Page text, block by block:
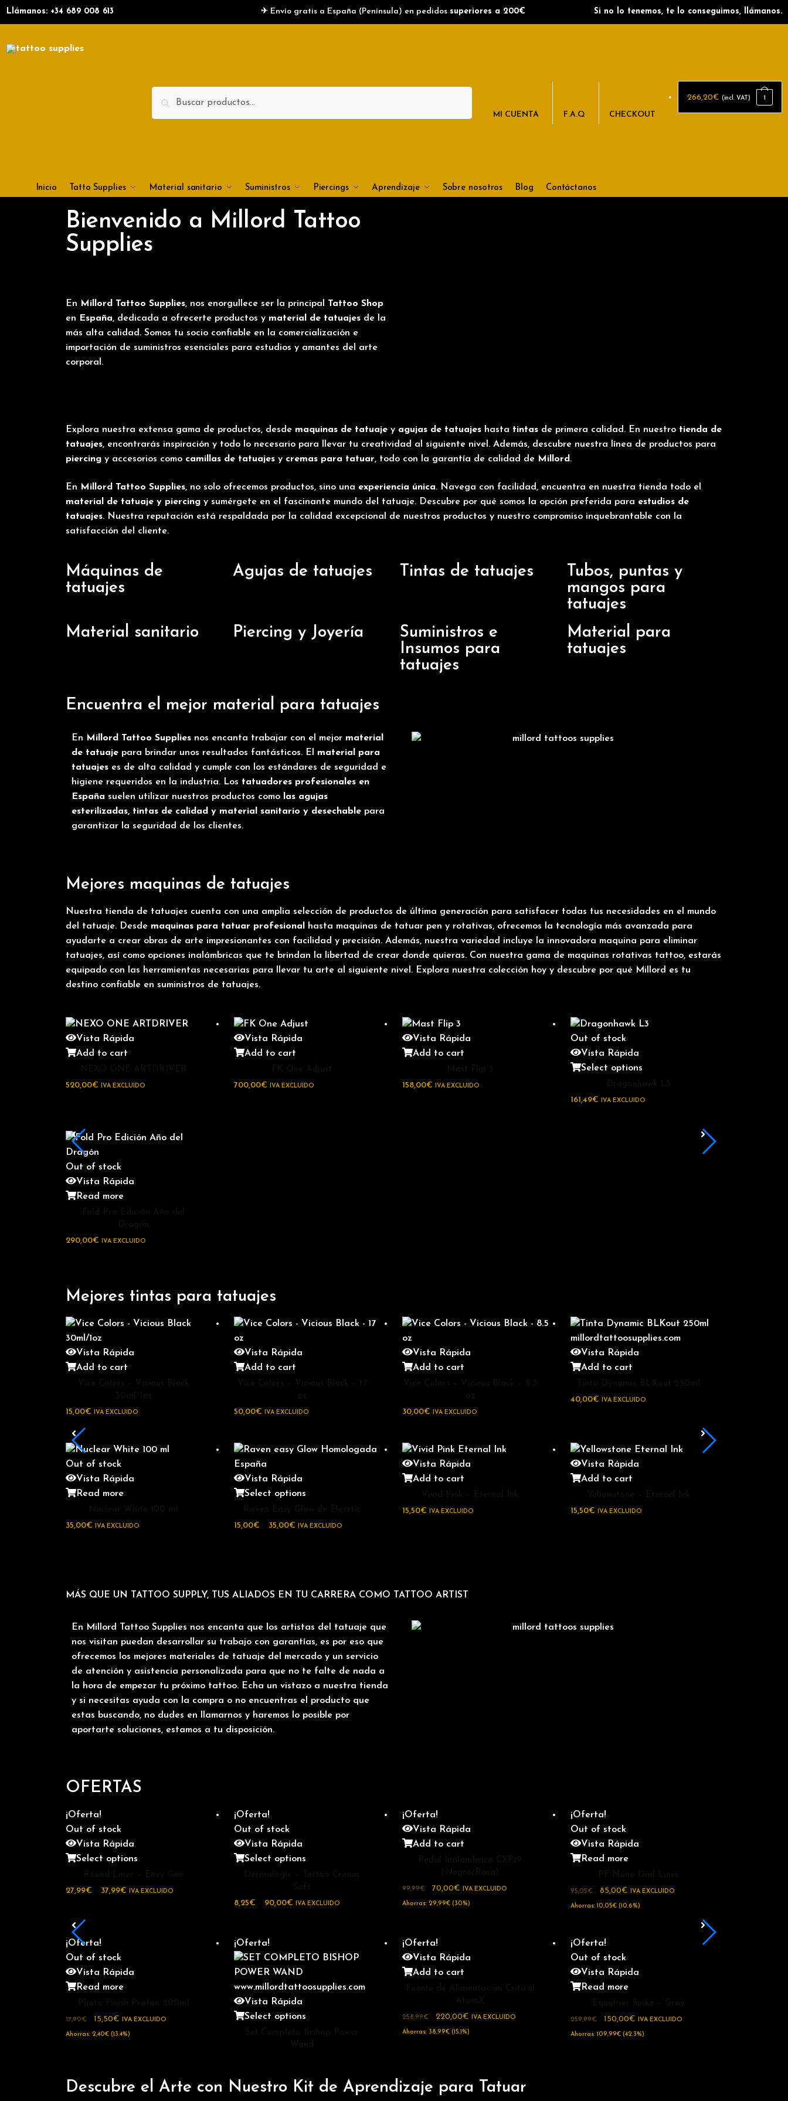
Llámanos: +34 689 008 613 ✈ Envío gratis a España (Península) en pedidos superiores a 200€ Si no lo tenemos, te lo conseguimos, llámanos.
Search
MI CUENTA F.A.Q CHECKOUT
266,20€ (incl. VAT) 1
Inicio Tatto Supplies Material sanitario Suministros Piercings Aprendizaje Sobre nosotros Blog Contáctanos
Bienvenido a Millord Tattoo
Supplies
En Millord Tattoo Supplies, nos enorgullece ser la principal Tattoo Shop
en
España, dedicada a ofrecerte productos y material de tatuajes de la
más alta calidad. Somos tu socio confiable en la comercialización e
importación de suministros esenciales para estudios y amantes del arte
corporal.
Explora nuestra extensa gama de productos, desde maquinas de tatuaje y agujas de tatuajes hasta tintas de primera calidad. En nuestro tienda de
tatuajes, encontrarás inspiración y todo lo necesario para llevar tu creatividad al siguiente nivel. Además, descubre nuestra línea de productos para
piercing y accesorios como camillas de tatuajes y cremas para tatuar, todo con la garantía de calidad de Millord .
En Millord Tattoo Supplies, no solo ofrecemos productos, sino una experiencia única. Navega con facilidad, encuentra en nuestra tienda todo el
material de tatuaje y piercing y sumérgete en el fascinante mundo del tatuaje. Descubre por qué somos la opción preferida para estudios de
tatuajes. Nuestra reputación está respaldada por la calidad excepcional de nuestros productos y nuestro compromiso inquebrantable con la
satisfacción del cliente.
Máquinas de
tatuajes
Agujas de tatuajes Tintas de tatuajes
Tubos, puntas y
mangos para
tatuajes
Material sanitario
Piercing y Joyería
Suministros e
Insumos para
tatuajes
Material para
tatuajes
Encuentra el mejor material para tatuajes
En Millord Tattoo Supplies nos encanta trabajar con el mejor material
de tatuaje para brindar unos resultados fantásticos. El material para
tatuajes es de alta calidad y cumple con los estándares de seguridad e
higiene requeridos en la industria. Los tatuadores profesionales en
España suelen utilizar nuestros productos como las agujas
esterilizadas, tintas de calidad y material sanitario y desechable para
garantizar la seguridad de los clientes.
Mejores maquinas de tatuajes
Nuestra tienda de tatuajes cuenta con una amplia selección de productos de última generación para satisfacer todas tus necesidades en el mundo
del tatuaje. Desde maquinas para tatuar profesional
hasta maquinas de tatuar pen y rotativas, ofrecemos la tecnología más avanzada para
ayudarte a crear obras de arte impresionantes con facilidad y precisión. Además, nuestra variedad incluye la innovadora maquina para eliminar
tatuajes, así como opciones inalámbricas que te brindan la libertad de crear donde quieras. Con nuestra gama de maquinas rotativas tattoo, estarás
equipado con las herramientas necesarias para llevar tu arte al siguiente nivel. Explora nuestra colección hoy y descubre por qué Millord es tu
destino confiable en suministros de tatuajes.
Vista Rápida
Add to cart
520,00€ IVA EXCLUIDO
Vista Rápida
Add to cart
700,00€ IVA EXCLUIDO
Vista Rápida
Add to cart
158,00€ IVA EXCLUIDO
Out of stock
Vista Rápida
Select options
161,49€ IVA EXCLUIDO
Out of stock
Vista Rápida
Read more
290,00€ IVA EXCLUIDO
Mejores tintas para tatuajes
Vista Rápida
Add to cart
15,00€ IVA EXCLUIDO
Vista Rápida
Add to cart
50,00€ IVA EXCLUIDO
Vista Rápida
Add to cart
30,00€ IVA EXCLUIDO
Vista Rápida
Add to cart
40,00€ IVA EXCLUIDO
Out of stock
Vista Rápida
Read more
35,00€ IVA EXCLUIDO
Vista Rápida
Select options
15,00€ 35,00€ IVA EXCLUIDO
Vista Rápida
Add to cart
15,50€ IVA EXCLUIDO
Vista Rápida
Add to cart
15,50€ IVA EXCLUIDO
MÁS QUE UN TATTOO SUPPLY, TUS ALIADOS EN TU CARRERA COMO TATTOO ARTIST
En Millord Tattoo Supplies nos encanta que los artistas del tatuaje que
nos visitan puedan desarrollar su trabajo con garantías, es por eso que
ofrecemos los mejores materiales de tatuaje del mercado y un servicio
de atención y asistencia personalizada para que no te falte de nada a
la hora de empezar tu próximo tattoo. Echa un vistazo a nuestra tienda
y si necesitas ayuda con la compra o no encuentras el producto que
estas buscando, no dudes en llamarnos y haremos lo posible por
aportarte soluciones, estamos a tu disposición.
OFERTAS
¡Oferta!
Out of stock
Vista Rápida
Select options
27,99€ 37,99€ IVA EXCLUIDO
¡Oferta!
Out of stock
Vista Rápida
Select options
8,25€ 90,00€ IVA EXCLUIDO
¡Oferta!
Vista Rápida
Add to cart
99,99€ 70,00€ IVA EXCLUIDO
Ahorras: 29,99€ (30%)
¡Oferta!
Out of stock
Vista Rápida
Read more
95,05€ 85,00€ IVA EXCLUIDO
Ahorras: 10,05€ (10.6%)
¡Oferta!
Out of stock
Vista Rápida
Read more
17,90€ 15,50€ IVA EXCLUIDO
Ahorras: 2,40€ (13.4%)
¡Oferta!
Vista Rápida
Select options
¡Oferta!
Vista Rápida
Add to cart
258,99€ 220,00€ IVA EXCLUIDO
Ahorras: 38,99€ (15.1%)
¡Oferta!
Out of stock
Vista Rápida
Read more
259,99€ 150,00€ IVA EXCLUIDO
Ahorras: 109,99€ (42.3%)
Descubre el Arte con Nuestro Kit de Aprendizaje para Tatuar